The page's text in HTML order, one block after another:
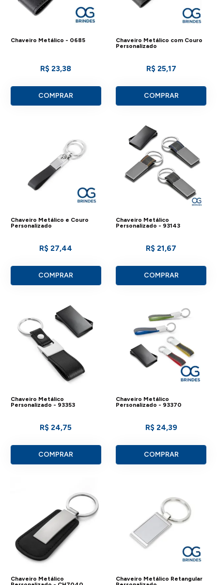
Chaveiro Metálico - 0685
R$ 23,38
COMPRAR
Chaveiro Metálico com Couro
Personalizado
R$ 25,17
COMPRAR
Chaveiro Metálico e Couro
Personalizado
R$ 27,44
COMPRAR
Chaveiro Metálico
Personalizado - 93143
R$ 21,67
COMPRAR
Chaveiro Metálico
Personalizado - 93353
R$ 24,75
COMPRAR
Chaveiro Metálico
Personalizado - 93370
R$ 24,39
COMPRAR
Chaveiro Metálico
Chaveiro Metálico Retangular